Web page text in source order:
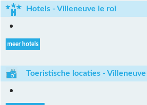
Hotels - Villeneuve le roi
meer hotels
Toeristische locaties -